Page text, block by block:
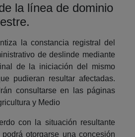
la línea de dominio
la constancia registral del
de deslinde mediante
de la iniciación del mismo
pudieran resultar afectadas.
consultarse en las páginas
y Medio
con la situación resultante
otorgarse una concesión